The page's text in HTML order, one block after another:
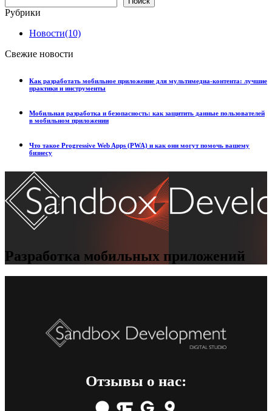
Рубрики
Новости(10)
Свежие новости
Как разработать мобильное приложение для мультимедиа-контента: лучшие
практики и инструменты
Мобильная разработка и безопасность: как защитить данные пользователей
в мобильном приложении
Что такое Progressive Web Apps (PWA) и как они могут помочь вашему
бизнесу
Разработка мобильных приложений
Отзывы о нас: